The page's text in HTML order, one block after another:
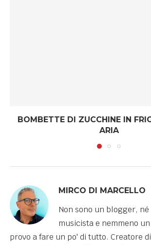
BOMBETTE DI ZUCCHINE IN
ARIA
MIRCO DI MARCELLO
Non sono un blogger,
musicista e nemmeno
provo a fare un po' di tutto. Creatore di